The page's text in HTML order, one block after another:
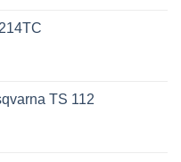
TS 112